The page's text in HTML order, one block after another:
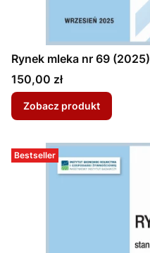
Rynek mleka nr 69 (2025)
Cena
150,00 zł
Zobacz produkt
Bestseller